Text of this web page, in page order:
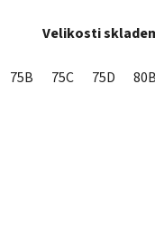
Velikosti
75B 75C 75D 80B